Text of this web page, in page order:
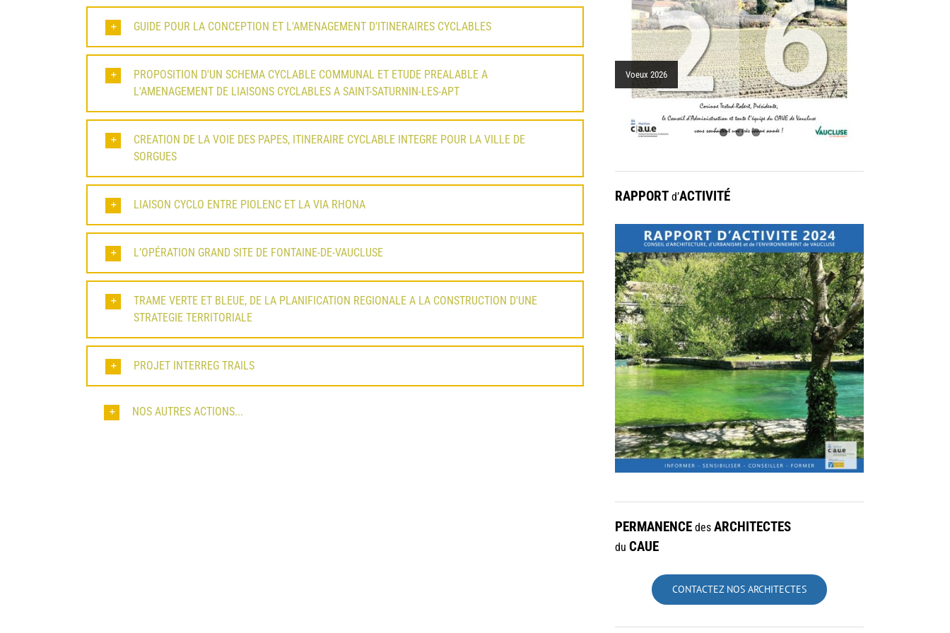
GUIDE POUR LA CONCEPTION ET L'AMENAGEMENT D'ITINERAIRES CYCLABLES
PROPOSITION D'UN SCHEMA CYCLABLE COMMUNAL ET ETUDE PREALABLE A
L'AMENAGEMENT DE LIAISONS CYCLABLES A SAINT-SATURNIN-LES-APT
CREATION DE LA VOIE DES PAPES, ITINERAIRE CYCLABLE INTEGRE POUR LA VILLE DE
SORGUES
LIAISON CYCLO ENTRE PIOLENC ET LA VIA RHONA
L’OPÉRATION GRAND SITE DE FONTAINE-DE-VAUCLUSE
TRAME VERTE ET BLEUE, DE LA PLANIFICATION REGIONALE A LA CONSTRUCTION D'UNE
STRATEGIE TERRITORIALE
PROJET INTERREG TRAILS
NOS AUTRES ACTIONS...
Voeux 2026
municipaux, porte médiévale
RAPPORT d’ACTIVITÉ
PERMANENCE des ARCHITECTES
du CAUE
CONTACTEZ NOS ARCHITECTES